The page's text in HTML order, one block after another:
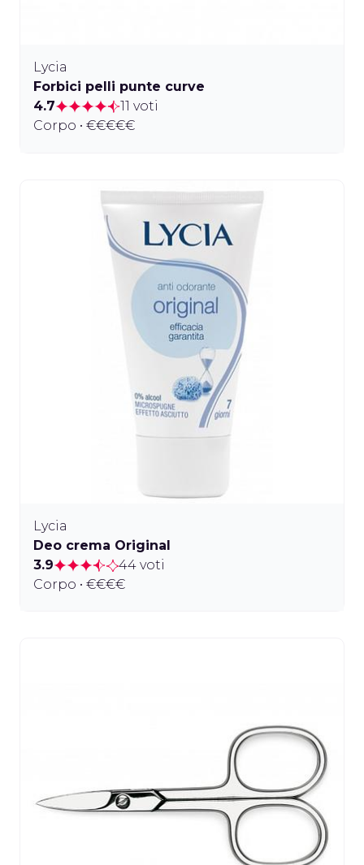
Lycia
Forbici pelli punte curve
4.7
11 voti
Corpo • €€€€€
Lycia
Deo crema Original
3.9
44 voti
Corpo • €€€€